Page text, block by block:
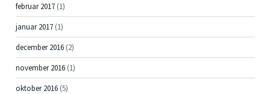
februar 2017 (1)
januar 2017 (1)
december 2016 (2)
november 2016 (1)
oktober 2016 (5)